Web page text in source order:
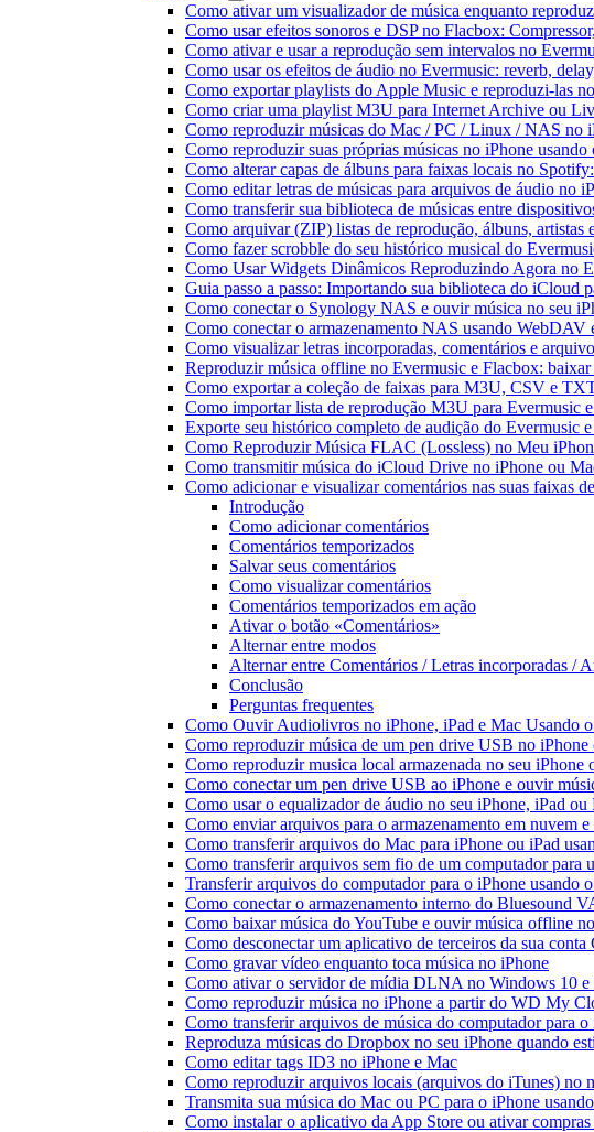
Como ativar um visualizador de música enquanto
Como usar efeitos sonoros e DSP no Flacbox:
Como ativar e usar a reprodução sem intervalos no
Como usar os efeitos de áudio no Evermusic: reverb,
Como exportar playlists do Apple Music e reproduzi-las
Como criar uma playlist M3U para Internet Archive ou
Como reproduzir músicas do Mac / PC / Linux / NAS no
Como reproduzir suas próprias músicas no iPhone usando
Como alterar capas de álbuns para faixas locais no
Como editar letras de músicas para arquivos de áudio no
Como transferir sua biblioteca de músicas entre
Como arquivar (ZIP) listas de reprodução, álbuns,
Como fazer scrobble do seu histórico musical do
Como Usar Widgets Dinâmicos Reproduzindo Agora no
Guia passo a passo: Importando sua biblioteca do iCloud
Como conectar o Synology NAS e ouvir música no seu
Como conectar o armazenamento NAS usando
Como visualizar letras incorporadas, comentários e
Reproduzir música offline no Evermusic e Flacbox:
Como exportar a coleção de faixas para M3U, CSV e
Como importar lista de reprodução M3U para Evermusic
Exporte seu histórico completo de audição do Evermusic
Como Reproduzir Música FLAC (Lossless) no Meu
Como transmitir música do iCloud Drive no iPhone ou
Como adicionar e visualizar comentários nas suas faixas
Introdução
Como adicionar comentários
Comentários temporizados
Salvar seus comentários
Como visualizar comentários
Comentários temporizados em ação
Ativar o botão «Comentários»
Alternar entre modos
Alternar entre Comentários / Letras incorporadas /
Conclusão
Perguntas frequentes
Como Ouvir Audiolivros no iPhone, iPad e Mac Usando
Como reproduzir música de um pen drive USB no
Como reproduzir musica local armazenada no seu iPhone
Como conectar um pen drive USB ao iPhone e ouvir
Como usar o equalizador de áudio no seu iPhone, iPad
Como enviar arquivos para o armazenamento em nuvem
Como transferir arquivos do Mac para iPhone ou iPad
Como transferir arquivos sem fio de um computador para
Transferir arquivos do computador para o iPhone usando
Como conectar o armazenamento interno do Bluesound
Como baixar música do YouTube e ouvir música offline
Como desconectar um aplicativo de terceiros da sua conta
Como gravar vídeo enquanto toca música no iPhone
Como ativar o servidor de mídia DLNA no Windows 10 e
Como reproduzir música no iPhone a partir do WD My
Como transferir arquivos de música do computador para
Reproduza músicas do Dropbox no seu iPhone quando
Como editar tags ID3 no iPhone e Mac
Como reproduzir arquivos locais (arquivos do iTunes) no
Transmita sua música do Mac ou PC para o iPhone
Como instalar o aplicativo da App Store ou ativar